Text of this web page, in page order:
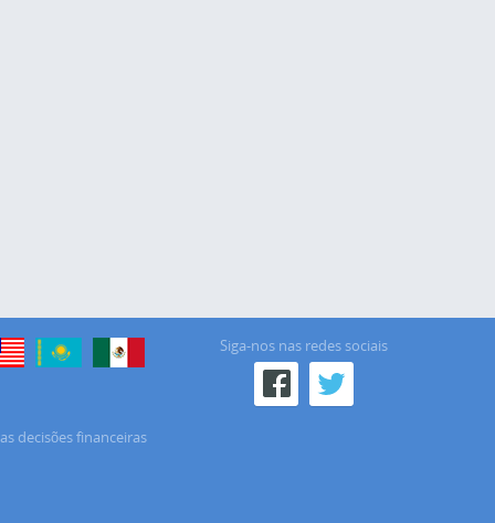
decisões financeiras
Siga-nos nas redes sociais